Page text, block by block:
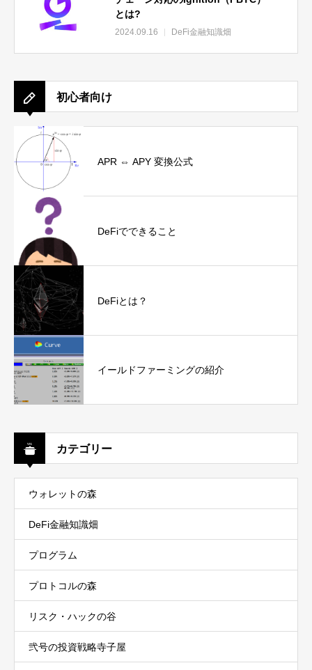
とは?
2024.09.16 DeFi金融知識畑
初心者向け
APR ⇔ APY 変換公式
DeFiでできること
DeFiとは？
イールドファーミングの紹介
カテゴリー
ウォレットの森
DeFi金融知識畑
プログラム
プロトコルの森
リスク・ハックの谷
弐号の投資戦略寺子屋